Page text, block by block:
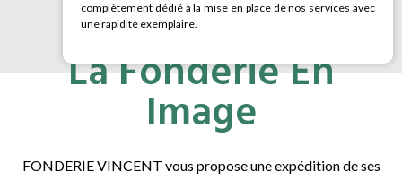
complètement dédié à la mise en place de nos services avec
une rapidité exemplaire.
La Fonderie En
Image
FONDERIE VINCENT vous propose une expédition de ses